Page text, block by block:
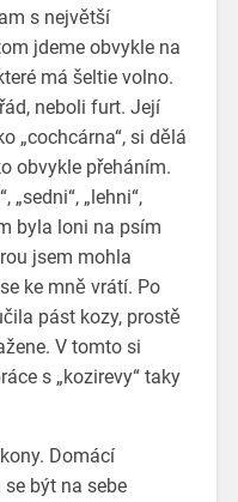
s největší
jdeme obvykle na
má šeltie volno.
neboli furt. Její
„cochcárna“, si dělá
obvykle přeháním.
„sedni“, „lehni“,
byla loni na psím
jsem mohla
ke mně vrátí. Po
pást kozy, prostě
V tomto si
s „kozirevy“ taky
Domácí
být na sebe